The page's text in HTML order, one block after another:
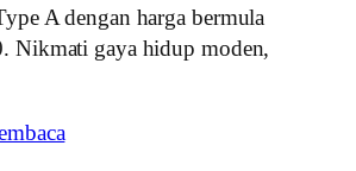
A dengan harga bermula
Nikmati gaya hidup moden,